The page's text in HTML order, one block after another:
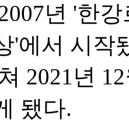
년 '한
'에서 시작
2021년
됐다.